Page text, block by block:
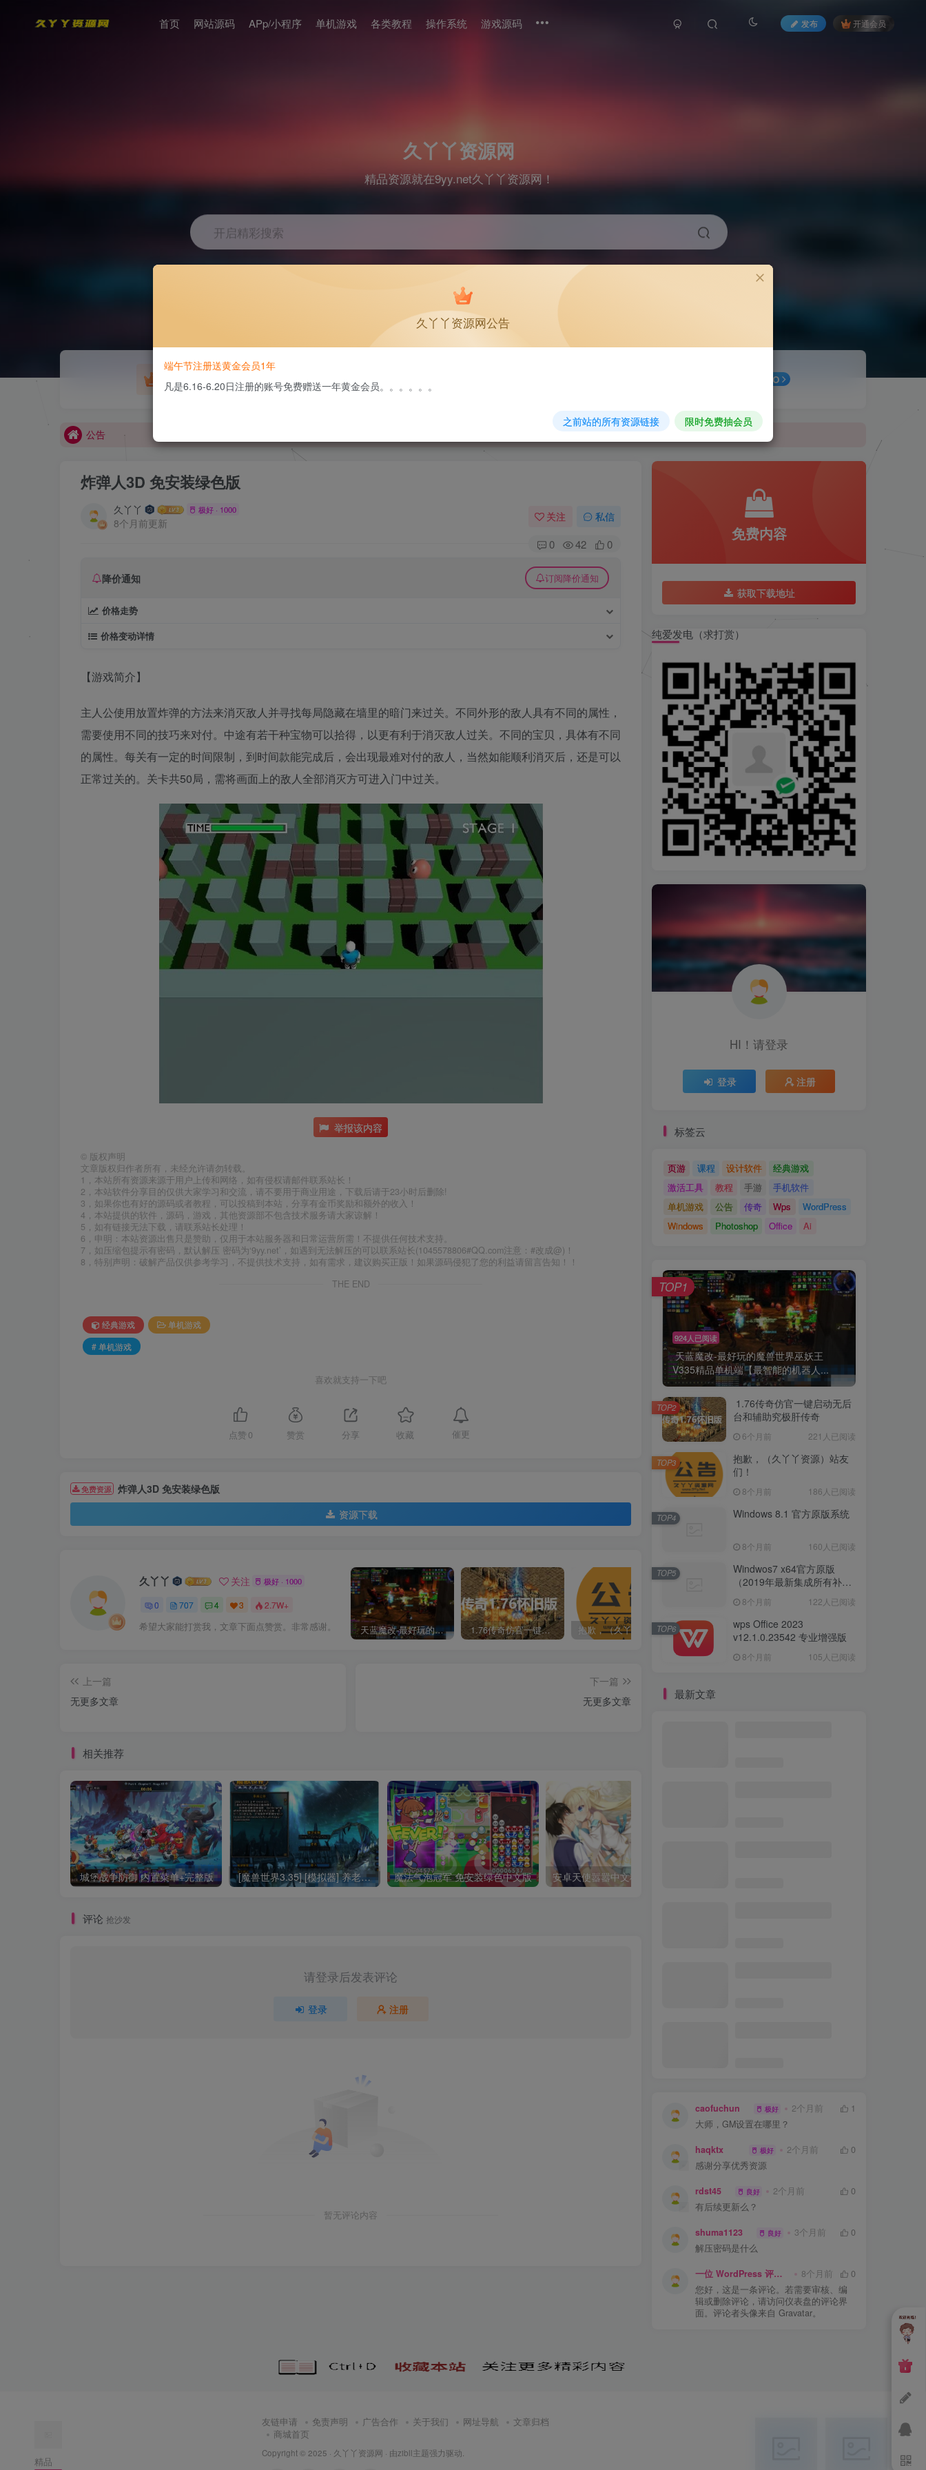
首页 网站源码 APp/小程序 单机游戏 各类教程 操作系统 游戏源码 发布 开通会员
久丫丫资源网
精品资源就在9yy.net久丫丫资源网！
开启精彩搜索
游戏源码 单机游戏 GO
欢迎大家无偿赞助！
公告
炸弹人3D 免安装绿色版
久丫丫 极好 · 1000
8个月前更新 关注 私信
0 42 0
降价通知 订阅降价通知
价格走势
价格变动详情
【游戏简介】
主人公使用放置炸弹的方法来消灭敌人并寻找每局隐藏在墙里的暗门来过关。不同外形的敌人具有不同的属性，
需要使用不同的技巧来对付。中途有若干种宝物可以拾得，以更有利于消灭敌人过关。不同的宝贝，具体有不同
的属性。每关有一定的时间限制，到时间款能完成后，会出现最难对付的敌人，当然如能顺利消灭后，还是可以
正常过关的。关卡共50局，需将画面上的敌人全部消灭方可进入门中过关。
举报该内容
© 版权声明
文章版权归作者所有，未经允许请勿转载。
1，本站所有资源来源于用户上传和网络，如有侵权请邮件联系站长！
2，本站软件分享目的仅供大家学习和交流，请不要用于商业用途，下载后请于23小时后删除!
3，如果你也有好的源码或者教程，可以投稿到本站，分享有金币奖励和额外的收入！
4，本站提供的软件，源码，游戏，其他资源部不包含技术服务请大家谅解！
5，如有链接无法下载，请联系站长处理！
6，申明：本站资源出售只是赞助，仅用于本站服务器和日常运营所需！不提供任何技术支持。
7，如压缩包提示有密码，默认解压 密码为‘9yy.net’，如遇到无法解压的可以联系站长(1045578806#QQ.com注意：#改成@)！
8，特别声明：破解产品仅供参考学习，不提供技术支持，如有需求，建议购买正版！如果源码侵犯了您的利益请留言告知！！
THE END
经典游戏
单机游戏
# 单机游戏
喜欢就支持一下吧
点赞 0 赞赏 分享 收藏 催更
免费资源 炸弹人3D 免安装绿色版
资源下载
久丫丫 关注 极好 · 1000
0 707 4 3 2.7W+
希望大家能打赏我，文章下面点赞赏。非常感谢。 天蓝魔改-最好玩的魔兽世界巫妖王V335精品单机端【最智能的机器人】 1.76传奇仿官一键启动无后台和辅助究极肝传奇 抱歉，（久丫丫资源）站友们！ Windows 8.1 官方原版系统
上一篇
无更多文章
下一篇
无更多文章
相关推荐
城堡战争防御 内置菜单+完整版 [魔兽世界3.35] [模拟器] 养老院第8版 魔法气泡冠军 免安装绿色中文版 安卓天使嚣嚣中文移植版
评论 抢沙发
请登录后发表评论
登录 注册
暂无评论内容
免费内容
获取下载地址
纯爱发电（求打赏）
HI！请登录
登录 注册
标签云
页游 课程 设计软件
经典游戏
激活工具
教程 手游
手机软件
单机游戏
公告 传奇 Wps
WordPress
Windows
Photoshop Office Ai
924人已阅读
天蓝魔改-最好玩的魔兽世界巫妖王
V335精品单机端【最智能的机器人...
TOP1
1.76传奇仿官一键启动无后
台和辅助究极肝传奇
6个月前 221人已阅读
TOP2
抱歉，（久丫丫资源）站友
们！
8个月前 186人已阅读
TOP3
Windows 8.1 官方原版系统
8个月前 160人已阅读
TOP4
Windwos7 x64官方原版
（2019年最新集成所有补丁
8个月前 122人已阅读
TOP5
wps Office 2023
v12.1.0.23542 专业增强版
8个月前 105人已阅读
TOP6
最新文章
caofuchun 极好 2个月前
1
大师，GM设置在哪里？
haqktx 极好 2个月前
0
感谢分享优秀资源
rdst45 良好 2个月前
0
有后续更新么？
shuma1123 良好 3个月前
0
解压密码是什么
一位 WordPress 评论者 8个月前
0
您好，这是一条评论。若需要审核、编
辑或删除评论，请访问仪表盘的评论界
面。评论者头像来自 Gravatar。
精品
友链申请 免责声明 广告合作 关于我们 网址导航
文章归档
商城首页
Copyright © 2025 · 久丫丫资源网 · 由zibll主题强力驱动.
久丫丫资源网公告
端午节注册送黄金会员1年
凡是6.16-6.20日注册的账号免费赠送一年黄金会员。。。。。。
之前站的所有资源链接 限时免费抽会员